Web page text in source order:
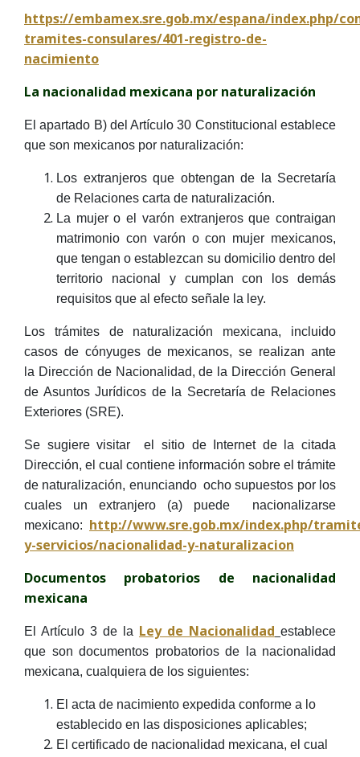
https://embamex.sre.gob.mx/espana/index.php/
tramites-consulares/401-registro-de-
nacimiento
La nacionalidad mexicana por naturalización
El apartado B) del Artículo 30 Constitucional establece
que son mexicanos por naturalización:
Los extranjeros que obtengan de la Secretaría
de Relaciones carta de naturalización.
La mujer o el varón extranjeros que contraigan
matrimonio con varón o con mujer mexicanos,
que tengan o establezcan su domicilio dentro del
territorio nacional y cumplan con los demás
requisitos que al efecto señale la ley.
Los trámites de naturalización mexicana, incluido
casos de cónyuges de mexicanos, se realizan ante
la Dirección de Nacionalidad, de la Dirección General
de Asuntos Jurídicos de la Secretaría de Relaciones
Exteriores (SRE).
Se sugiere visitar el sitio de Internet de la citada
Dirección, el cual contiene información sobre el trámite
de naturalización, enunciando ocho supuestos por los
cuales un extranjero (a) puede nacionalizarse
mexicano: http://www.sre.gob.mx/index.php/
y-servicios/nacionalidad-y-naturalizacion
Documentos probatorios de nacionalidad
mexicana
El Artículo 3 de la Ley de Nacionalidad establece
que son documentos probatorios de la nacionalidad
mexicana, cualquiera de los siguientes:
El acta de nacimiento expedida conforme a lo
establecido en las disposiciones aplicables;
El certificado de nacionalidad mexicana, el cual